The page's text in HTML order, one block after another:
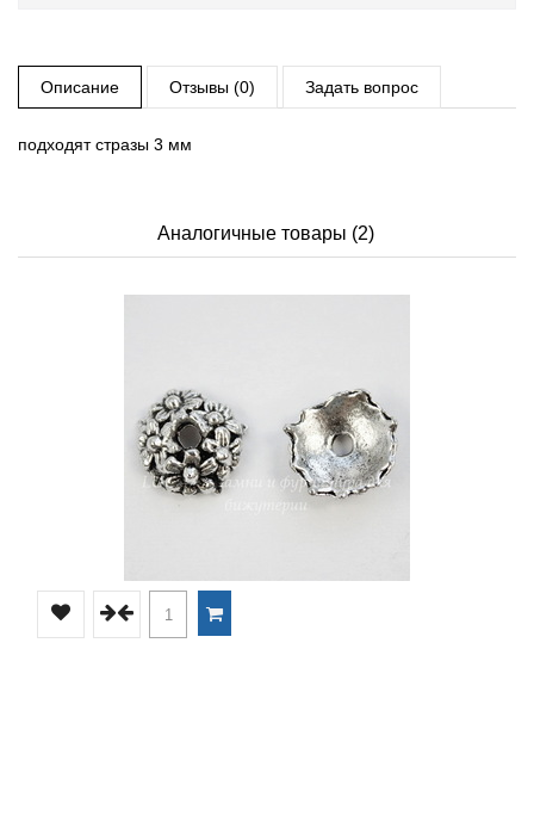
Описание Отзывы (0) Задать вопрос
подходят стразы 3 мм
Аналогичные товары (2)